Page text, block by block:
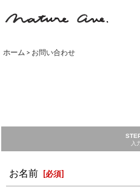
ホーム > お問い合わせ
入
お名前 [必須]